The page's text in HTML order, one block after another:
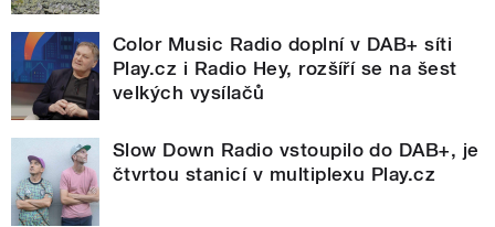
Color Music Radio doplní v DAB+ síti
Play.cz i Radio Hey, rozšíří se na šest
velkých vysílačů
Slow Down Radio vstoupilo do DAB+, je
čtvrtou stanicí v multiplexu Play.cz